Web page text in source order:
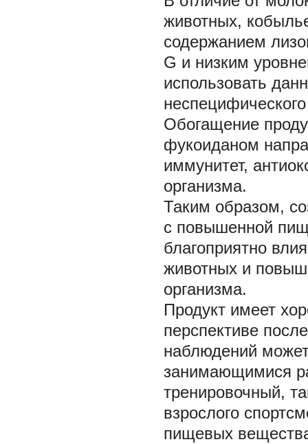
животных,
содержанием
G и низким
использовать
Обогащение
фукоиданом
иммунитет,
организма.
Таким образом,
с повышенной
благоприятно
животных и
организма.
Продукт имеет
перспективе
наблюдений
занимающимися
тренировочный,
взрослого
пищевых